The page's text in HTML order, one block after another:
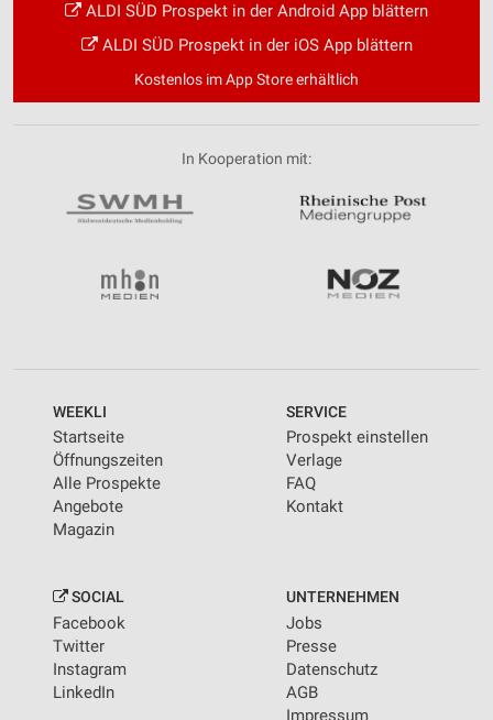
ALDI SÜD Prospekt in der Android App blättern
ALDI SÜD Prospekt in der iOS App blättern
Kostenlos im App Store erhältlich
In Kooperation mit:
WEEKLI
Startseite
Öffnungszeiten
Alle Prospekte
Angebote
Magazin
SERVICE
Prospekt einstellen
Verlage
FAQ
Kontakt
SOCIAL
Facebook
Twitter
Instagram
LinkedIn
UNTERNEHMEN
Jobs
Presse
Datenschutz
AGB
Impressum